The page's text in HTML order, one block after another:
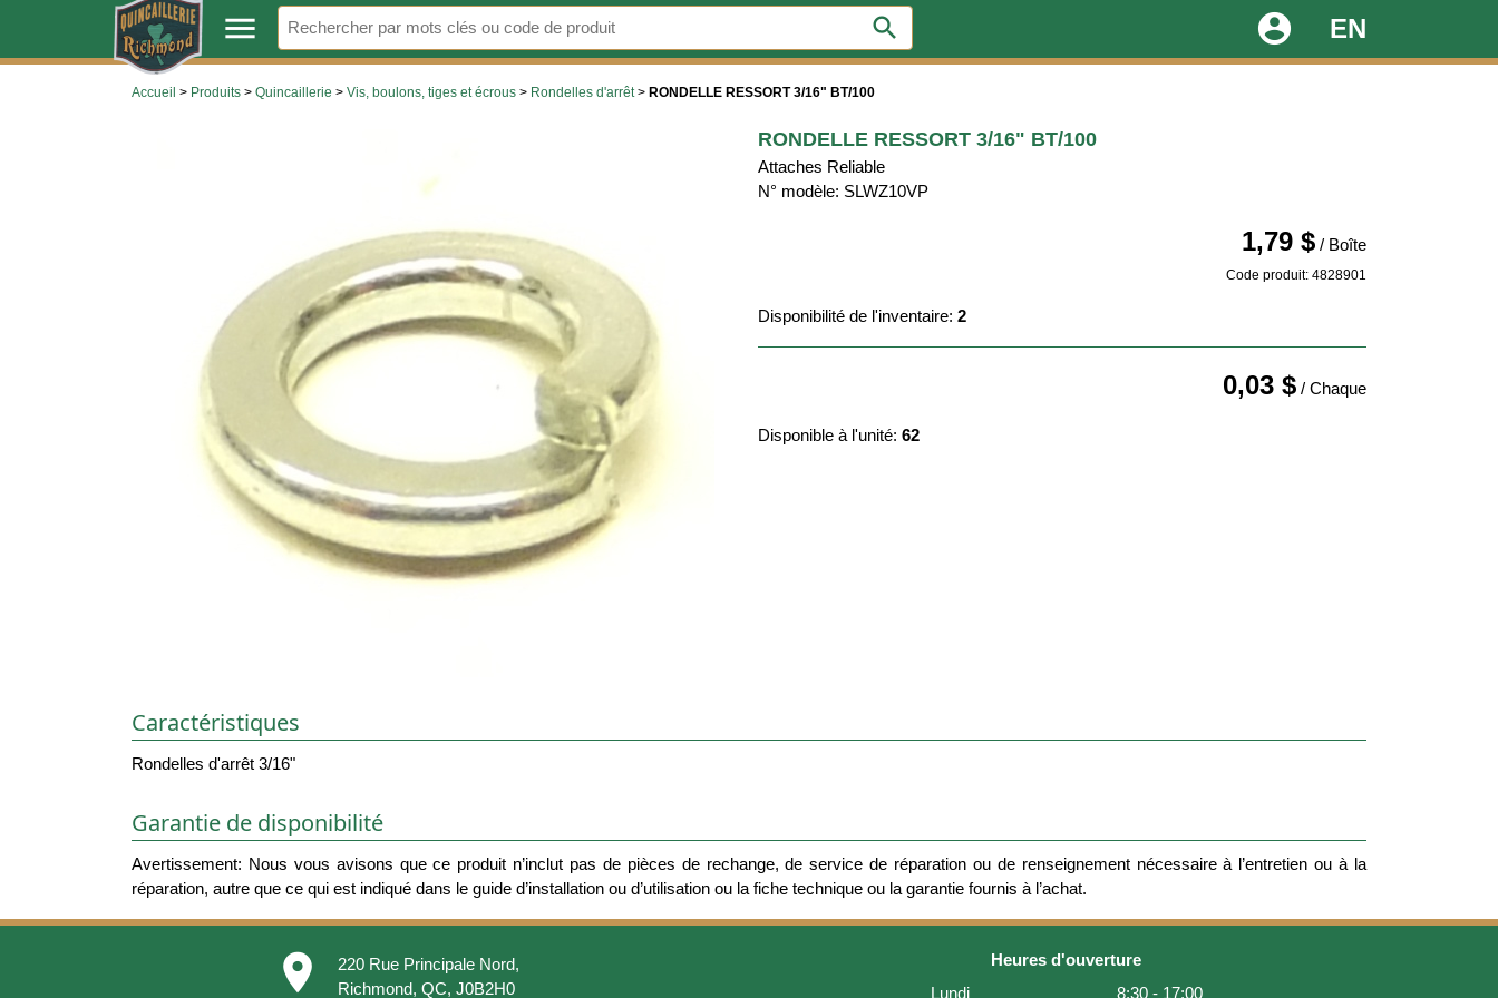
. menu search EN
account_circle
Accueil > Produits > Quincaillerie > Vis, boulons, tiges et écrous > Rondelles d'arrêt> RONDELLE RESSORT 3/16" BT/100
RONDELLE RESSORT 3/16" BT/100
Attaches Reliable
N° modèle: SLWZ10VP
1,79 $/ Boîte
Code produit: 4828901
Disponibilité de l'inventaire: 2
0,03 $/ Chaque
Disponible à l'unité: 62
Caractéristiques
Rondelles d'arrêt 3/16"
Garantie de disponibilité
Avertissement: Nous vous avisons que ce produit n’inclut pas de pièces de rechange, de service de réparation ou de renseignement nécessaire à l’entretien ou à la
réparation, autre que ce qui est indiqué dans le guide d’installation ou d’utilisation ou la fiche technique ou la garantie fournis à l’achat.
place
220 Rue Principale Nord,
Richmond, QC, J0B2H0
Heures d'ouverture
Lundi
8:30 - 17:00